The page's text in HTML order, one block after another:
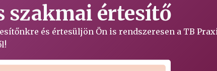
szakmai értesítő
és értesüljön Ön is rendszeresen a TB